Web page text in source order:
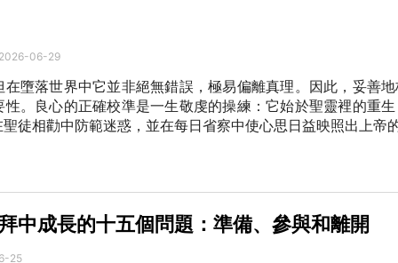
06-29
墮落世界中它並非絕無錯誤，極易偏離真理。因此，妥善
。良心的正確校準是一生敬虔的操練：它始於聖靈裡的重
徒相勸中防範迷惑，並在每日省察中使心思日益映照出上帝
中成長的十五個問題：準備、參與和離開
25